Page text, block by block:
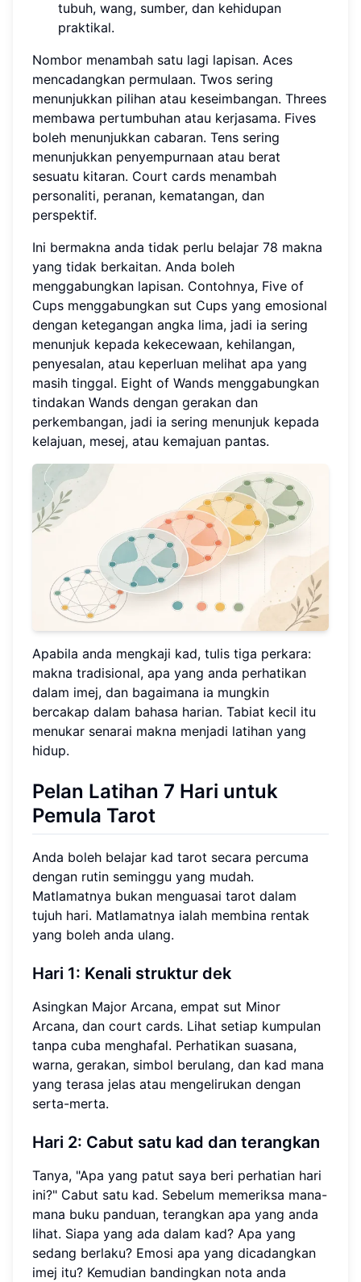
tubuh, wang, sumber, dan kehidupan
praktikal.
Nombor menambah satu lagi lapisan. Aces
mencadangkan permulaan. Twos sering
menunjukkan pilihan atau keseimbangan. Threes
membawa pertumbuhan atau kerjasama. Fives
boleh menunjukkan cabaran. Tens sering
menunjukkan penyempurnaan atau berat
sesuatu kitaran. Court cards menambah
personaliti, peranan, kematangan, dan
perspektif.
Ini bermakna anda tidak perlu belajar 78 makna
yang tidak berkaitan. Anda boleh
menggabungkan lapisan. Contohnya, Five of
Cups menggabungkan sut Cups yang emosional
dengan ketegangan angka lima, jadi ia sering
menunjuk kepada kekecewaan, kehilangan,
penyesalan, atau keperluan melihat apa yang
masih tinggal. Eight of Wands menggabungkan
tindakan Wands dengan gerakan dan
perkembangan, jadi ia sering menunjuk kepada
kelajuan, mesej, atau kemajuan pantas.
Apabila anda mengkaji kad, tulis tiga perkara:
makna tradisional, apa yang anda perhatikan
dalam imej, dan bagaimana ia mungkin
bercakap dalam bahasa harian. Tabiat kecil itu
menukar senarai makna menjadi latihan yang
hidup.
Pelan Latihan 7 Hari untuk
Pemula Tarot
Anda boleh belajar kad tarot secara percuma
dengan rutin seminggu yang mudah.
Matlamatnya bukan menguasai tarot dalam
tujuh hari. Matlamatnya ialah membina rentak
yang boleh anda ulang.
Hari 1: Kenali struktur dek
Asingkan Major Arcana, empat sut Minor
Arcana, dan court cards. Lihat setiap kumpulan
tanpa cuba menghafal. Perhatikan suasana,
warna, gerakan, simbol berulang, dan kad mana
yang terasa jelas atau mengelirukan dengan
serta-merta.
Hari 2: Cabut satu kad dan terangkan
Tanya, "Apa yang patut saya beri perhatian hari
ini?" Cabut satu kad. Sebelum memeriksa mana-
mana buku panduan, terangkan apa yang anda
lihat. Siapa yang ada dalam kad? Apa yang
sedang berlaku? Emosi apa yang dicadangkan
imej itu? Kemudian bandingkan nota anda